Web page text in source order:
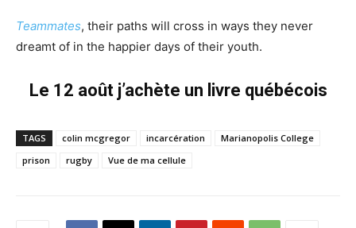
Teammates, their paths will cross in ways they never
dreamt of in the happier days of their youth.
Le 12 août j’achète un livre québécois
TAGS colin mcgregor incarcération
Marianopolis College
prison
rugby Vue de ma cellule